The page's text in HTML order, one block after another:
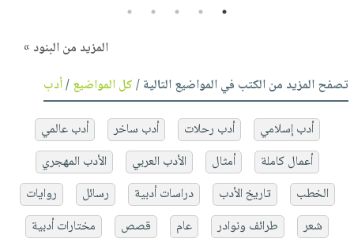
1
2
3
4
5
المزيد من البنود »
تصفح المزيد من الكتب في المواضيع التالية /كل المواضيع/أدب
أدب إسلامي أدب رحلات أدب ساخر
أدب عالمي
أعمال كاملة
أمثال الأدب العربي
الأدب المهجري
الخطب
تاريخ الأدب دراسات أدبية رسائل
روايات
شعر
طرائف ونوادر عام قصص
مختارات أدبية